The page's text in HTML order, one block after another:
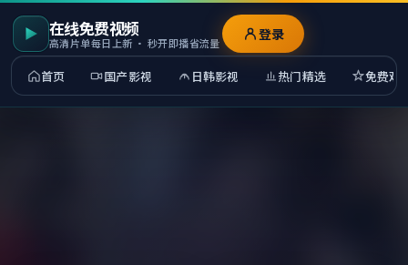
在线免费视频
高清片单每日上新 · 秒开即播省流量
首页 国产影视 日韩影视 热门精选 免费观
登录